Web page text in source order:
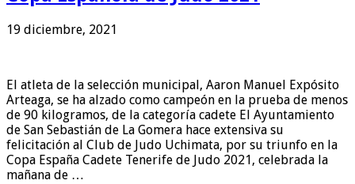
19 diciembre, 2021
El atleta de la selección municipal, Aaron Manuel Expósito
Arteaga, se ha alzado como campeón en la prueba de menos
de 90 kilogramos, de la categoría cadete El Ayuntamiento
de San Sebastián de La Gomera hace extensiva su
felicitación al Club de Judo Uchimata, por su triunfo en la
Copa España Cadete Tenerife de Judo 2021, celebrada la
mañana de …